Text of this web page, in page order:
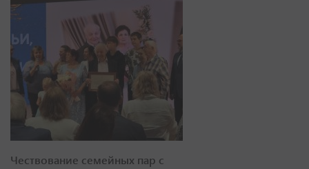
Чествование семейных пар с